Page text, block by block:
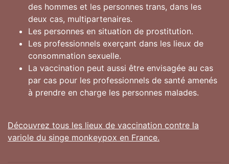
des hommes et les personnes trans, dans les
deux cas, multipartenaires.
Les personnes en situation de prostitution.
Les professionnels exerçant dans les lieux de
consommation sexuelle.
La vaccination peut aussi être envisagée au cas
par cas pour les professionnels de santé amenés
à prendre en charge les personnes malades.
Découvrez tous les lieux de vaccination contre la
variole du singe monkeypox en France.